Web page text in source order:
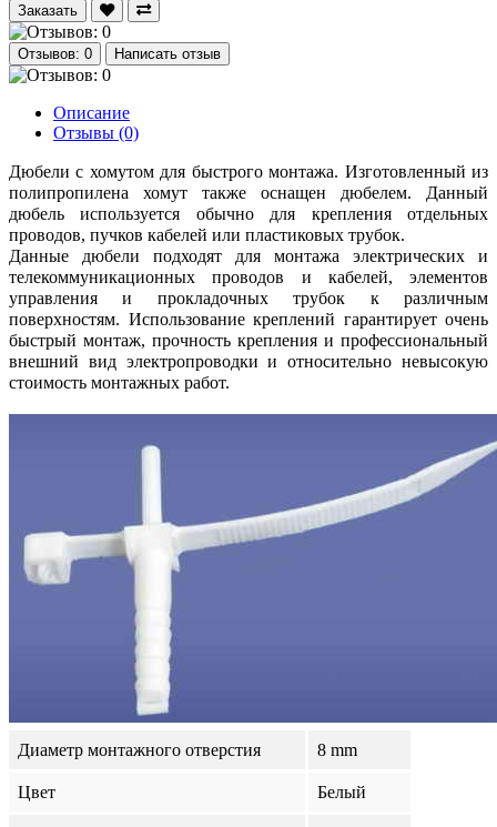
Заказать
Отзывов: 0 Написать отзыв
Описание
Отзывы (0)
Дюбели с хомутом для быстрого монтажа. Изготовленный из
полипропилена хомут также оснащен дюбелем. Данный
дюбель используется обычно для крепления отдельных
проводов, пучков кабелей или пластиковых трубок.
Данные дюбели подходят для монтажа электрических и
телекоммуникационных проводов и кабелей, элементов
управления и прокладочных трубок к различным
поверхностям. Использование креплений гарантирует очень
быстрый монтаж, прочность крепления и профессиональный
внешний вид электропроводки и относительно невысокую
стоимость монтажных работ.
Диаметр монтажного отверстия 8 mm
Цвет Белый